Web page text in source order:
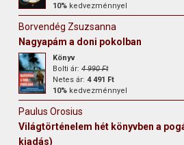
10% kedvezménnyel
Borvendég Zsuzsanna
Nagyapám a doni pokolban
Könyv
Bolti ár:4 990 Ft
Netes ár:4 491 Ft
10% kedvezménnyel
Paulus Orosius
Világtörténelem hét könyvben a
kiadás)